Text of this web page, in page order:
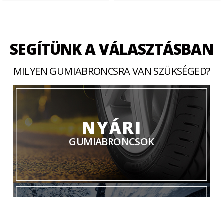
SEGÍTÜNK A VÁLASZTÁSBAN
MILYEN GUMIABRONCSRA VAN SZÜKSÉGED?
NYÁRI
GUMIABRONCSOK